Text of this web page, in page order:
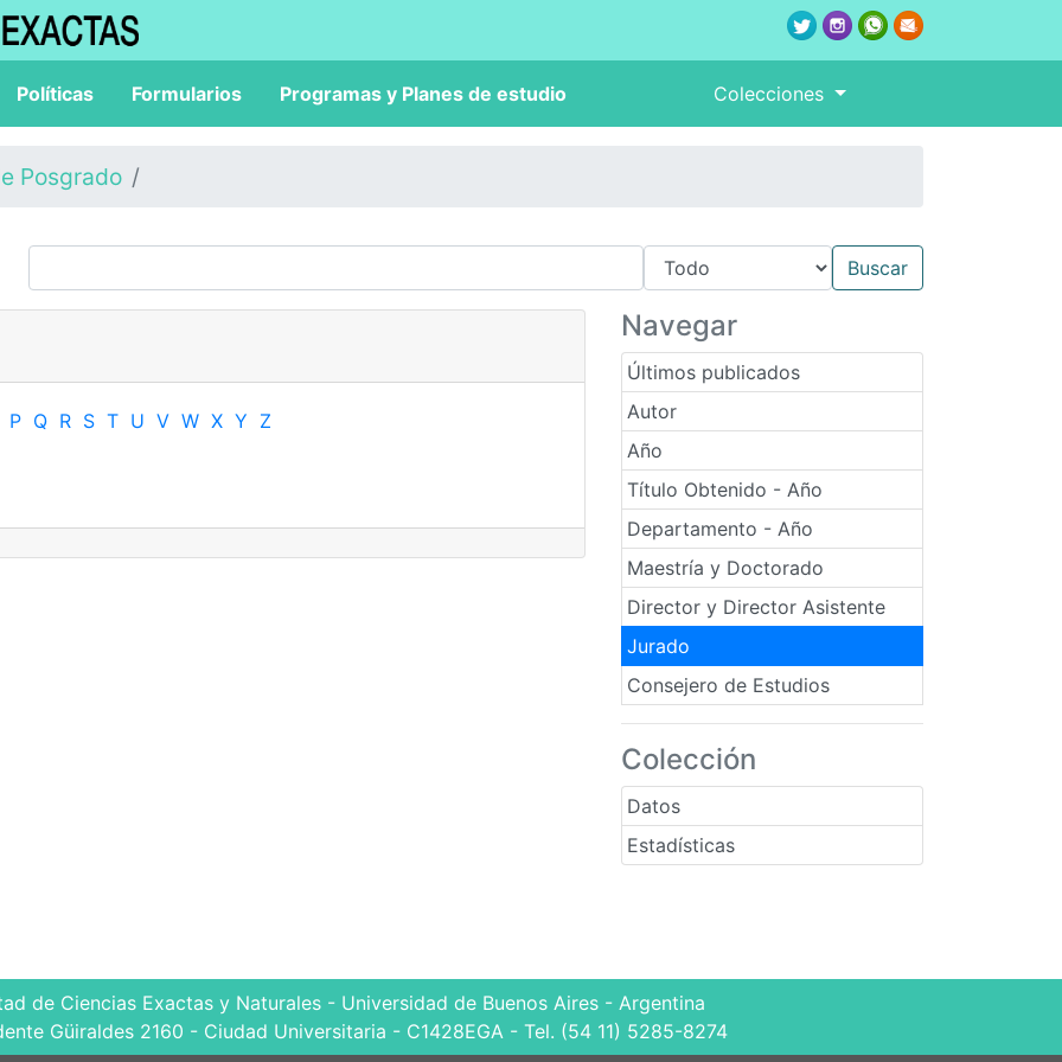
Políticas Formularios Programas y Planes de estudio Colecciones
Posgrado
Navegar
Últimos publicados
Autor
Año
Título Obtenido - Año
Departamento - Año
Maestría y Doctorado
Director y Director Asistente
Jurado
Consejero de Estudios
Colección
Datos
Estadísticas
P Q R S T U V W X Y Z
de Ciencias Exactas y Naturales - Universidad de Buenos Aires - Argentina
Güiraldes 2160 - Ciudad Universitaria - C1428EGA - Tel. (54 11) 5285-8274